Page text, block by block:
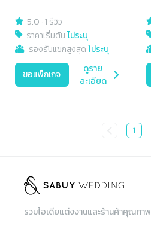
5.0 ·1 รีวิว
ราคาเริ่มต้นไม่ระบุ
รองรับแขกสูงสุดไม่ระบุ
ขอแพ็กเกจ
ดูราย
ละเอียด
1
รวมไอเดียแต่งงานและร้านค้าคุณภาพ